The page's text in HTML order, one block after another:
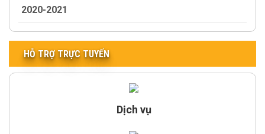
2020-2021
HỖ TRỢ TRỰC TUYẾN
Dịch vụ